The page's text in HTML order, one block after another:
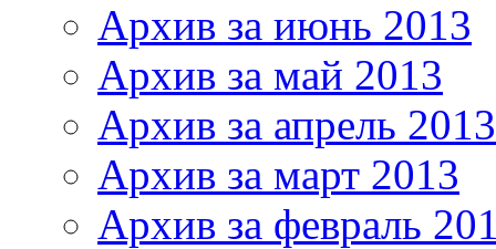
Архив за июнь 2013
Архив за май 2013
Архив за апрель 2013
Архив за март 2013
Архив за февраль